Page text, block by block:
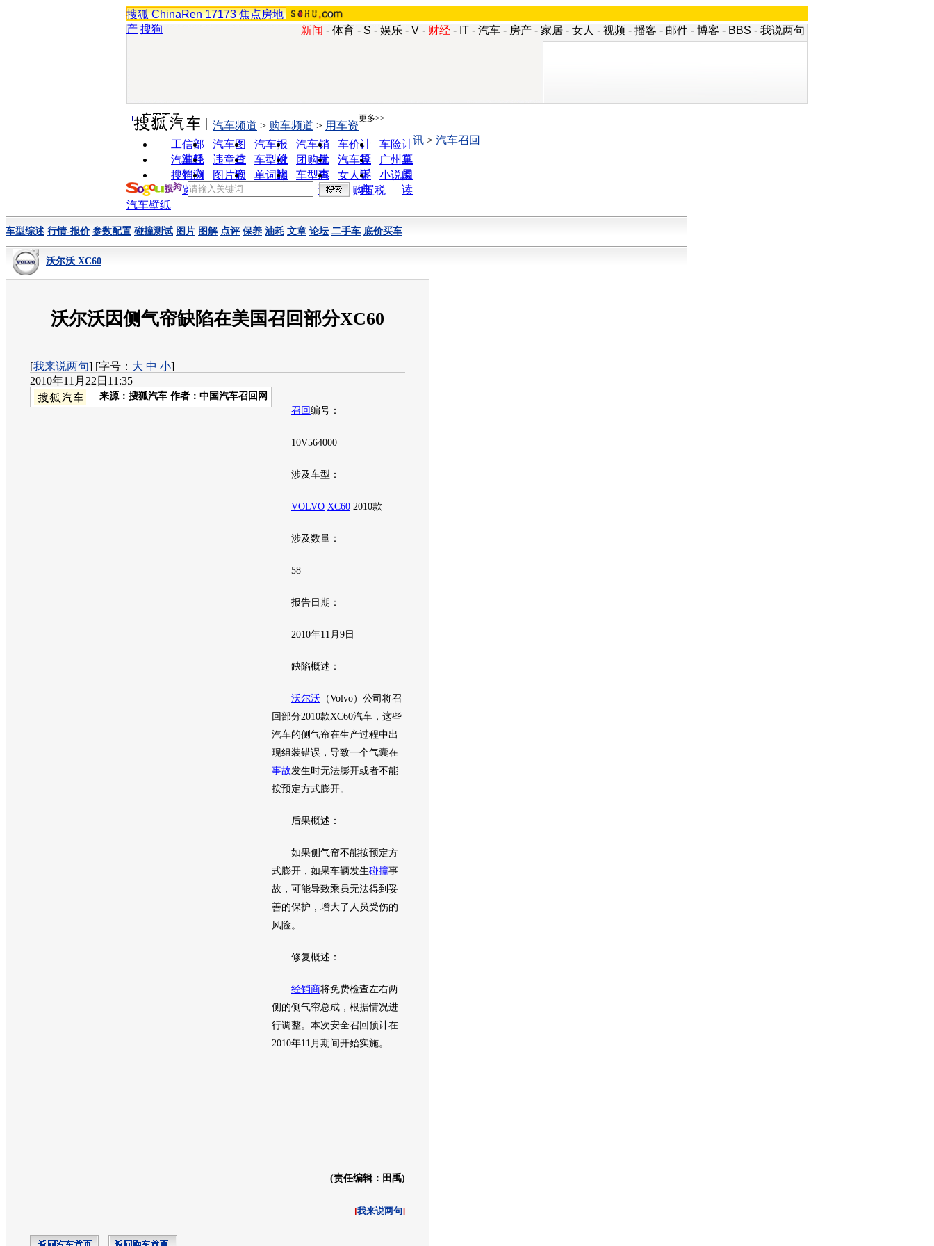
搜狐 ChinaRen 17173 焦点房地
产 搜狗 新闻 - 体育 - S - 娱乐 - V - 财经 - IT - 汽车 - 房产 - 家居 - 女人 - 视频 - 播客 - 邮件 - 博客 - BBS - 我说两句
实用工具 更多>>
工信部
油耗
汽车图
片
汽车报
价
汽车销
量
车价计
算
车险计
算
汽车经
销商
违章查
询
车型对
比
团购优
惠
汽车投
诉
广州车
展
搜狗浏
览器
图片欣
赏
单词翻
车型查
询
女人宝
典
小说阅
读
汽车频道 > 购车频道 > 用车资
讯 > 汽车召回
购置税
汽车壁纸
车型综述 行情-报价 参数配置 碰撞测试 图片 图解 点评 保养 油耗 文章 论坛 二手车 底价买车
沃尔沃 XC60
沃尔沃因侧气帘缺陷在美国召回部分XC60
[我来说两句] [字号： 大 中 小]
2010年11月22日11:35
来源： 搜狐汽车 作者：中国汽车召回网
召回 编号：
10V564000
涉及车型：
VOLVO XC60 2010款
涉及数量：
58
报告日期：
2010年11月9日
缺陷概述：
沃尔沃 （Volvo）公司将召
回 部分2010款XC60汽车，这些
汽车的侧气帘在生产过程中出
现组装错误，导致一个气囊在
事故发生时无法膨开或者不能
按预定方式膨开。
后果概述：
如果侧气帘不能按预定方
式膨开，如果车辆发生碰撞事
故 ，可能导致乘员无法得到妥
善的保护，增大了人员受伤的
风险。
修复概述：
经销商将免费检查左右两
侧的侧气帘总成，根据情况进
行调整。本次安全召回 预计在
2010年11月期间开始实施。
(责任编辑：田禹)
[我来说两句]